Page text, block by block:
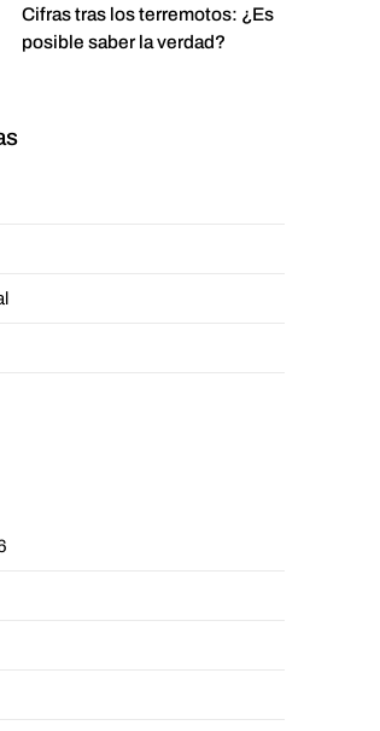
Cifras tras los terremotos: ¿Es
posible saber la verdad?